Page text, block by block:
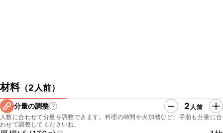
材料（2人前）
分量の調整 2 人前
人数に合わせて分量を調整できます。料理の時間や火加減など、手順も分量に合
わせて調整してくださいね。